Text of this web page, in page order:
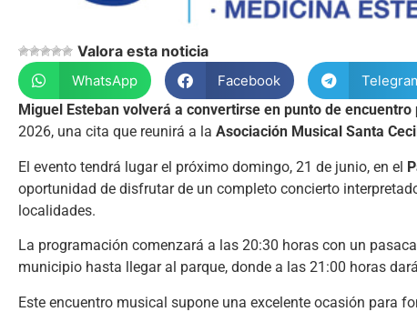
Valora esta noticia
WhatsApp Facebook
Miguel Esteban volverá a convertirse en punto de
2026, una cita que reunirá a la Asociación Musical Santa
El evento tendrá lugar el próximo domingo, 21 de junio, en el
oportunidad de disfrutar de un completo concierto
localidades.
La programación comenzará a las 20:30 horas con un
municipio hasta llegar al parque, donde a las 21:00 horas
Este encuentro musical supone una excelente ocasión para